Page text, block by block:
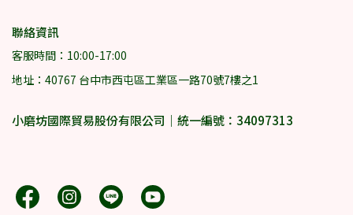
聯絡資訊
客服時間：10:00-17:00
地址：40767 台中市西屯區工業區一路70號7樓之1
小磨坊國際貿易股份有限公司｜統一編號：34097313